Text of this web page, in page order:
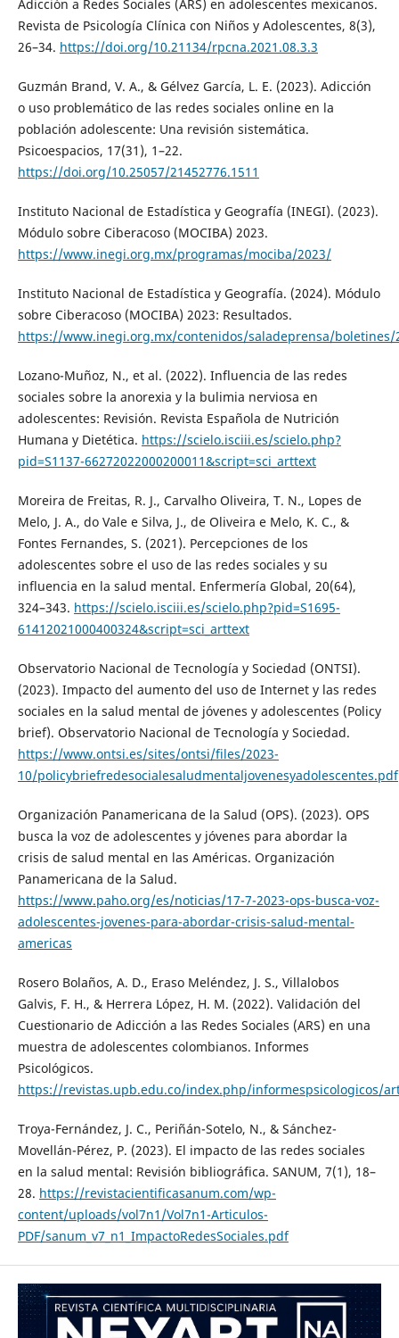
Adicción a Redes Sociales (ARS) en adolescentes mexicanos.
Revista de Psicología Clínica con Niños y Adolescentes, 8(3),
26–34. https://doi.org/10.21134/rpcna.2021.08.3.3
Guzmán Brand, V. A., & Gélvez García, L. E. (2023). Adicción
o uso problemático de las redes sociales online en la
población adolescente: Una revisión sistemática.
Psicoespacios, 17(31), 1–22.
https://doi.org/10.25057/21452776.1511
Instituto Nacional de Estadística y Geografía (INEGI). (2023).
Módulo sobre Ciberacoso (MOCIBA) 2023.
https://www.inegi.org.mx/programas/mociba/2023/
Instituto Nacional de Estadística y Geografía. (2024). Módulo
sobre Ciberacoso (MOCIBA) 2023: Resultados.
https://www.inegi.org.mx/contenidos/saladeprensa/boletines/
Lozano-Muñoz, N., et al. (2022). Influencia de las redes
sociales sobre la anorexia y la bulimia nerviosa en
adolescentes: Revisión. Revista Española de Nutrición
Humana y Dietética. https://scielo.isciii.es/scielo.php?
pid=S1137-66272022000200011&script=sci_arttext
Moreira de Freitas, R. J., Carvalho Oliveira, T. N., Lopes de
Melo, J. A., do Vale e Silva, J., de Oliveira e Melo, K. C., &
Fontes Fernandes, S. (2021). Percepciones de los
adolescentes sobre el uso de las redes sociales y su
influencia en la salud mental. Enfermería Global, 20(64),
324–343. https://scielo.isciii.es/scielo.php?pid=S1695-
61412021000400324&script=sci_arttext
Observatorio Nacional de Tecnología y Sociedad (ONTSI).
(2023). Impacto del aumento del uso de Internet y las redes
sociales en la salud mental de jóvenes y adolescentes (Policy
brief). Observatorio Nacional de Tecnología y Sociedad.
https://www.ontsi.es/sites/ontsi/files/2023-
10/policybriefredesocialesaludmentaljovenesyadolescentes.pdf
Organización Panamericana de la Salud (OPS). (2023). OPS
busca la voz de adolescentes y jóvenes para abordar la
crisis de salud mental en las Américas. Organización
Panamericana de la Salud.
https://www.paho.org/es/noticias/17-7-2023-ops-busca-voz-
adolescentes-jovenes-para-abordar-crisis-salud-mental-
americas
Rosero Bolaños, A. D., Eraso Meléndez, J. S., Villalobos
Galvis, F. H., & Herrera López, H. M. (2022). Validación del
Cuestionario de Adicción a las Redes Sociales (ARS) en una
muestra de adolescentes colombianos. Informes
Psicológicos.
https://revistas.upb.edu.co/index.php/informespsicologicos/
Troya-Fernández, J. C., Periñán-Sotelo, N., & Sánchez-
Movellán-Pérez, P. (2023). El impacto de las redes sociales
en la salud mental: Revisión bibliográfica. SANUM, 7(1), 18–
28. https://revistacientificasanum.com/wp-
content/uploads/vol7n1/Vol7n1-Articulos-
PDF/sanum_v7_n1_ImpactoRedesSociales.pdf